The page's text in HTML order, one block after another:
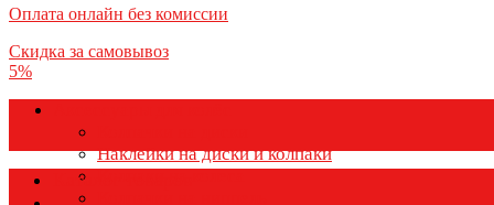
Оплата онлайн без комиссии
Скидка за самовывоз
5%
Наклейки на диски и колпаки
Колпаки на колеса
Каталог товаров